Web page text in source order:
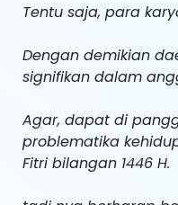
Tentu saja, para
Dengan demikian
signifikan dalam
Agar, dapat di
problematika
Fitri bilangan 1446 H.